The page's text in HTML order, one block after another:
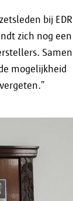
bij EDR
zich nog een
Samen
mogelijkheid